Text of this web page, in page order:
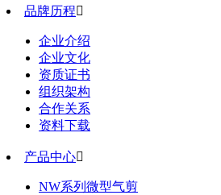
品牌历程
企业介绍
企业文化
资质证书
组织架构
合作关系
资料下载
产品中心
NW系列微型气剪